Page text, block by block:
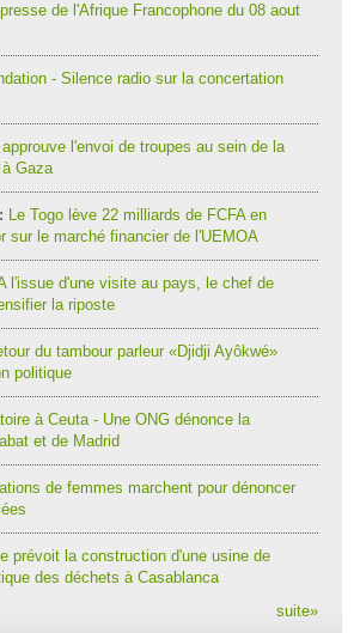
de l'Afrique Francophone du 08 aout
- Silence radio sur la concertation
l'envoi de troupes au sein de la
Gaza
Le Togo lève 22 milliards de FCFA en
sur le marché financier de l'UEMOA
l'issue d'une visite au pays, le chef de
la riposte
du tambour parleur «Djidji Ayôkwé»
politique
à Ceuta - Une ONG dénonce la
et de Madrid
de femmes marchent pour dénoncer
prévoit la construction d'une usine de
des déchets à Casablanca
suite»